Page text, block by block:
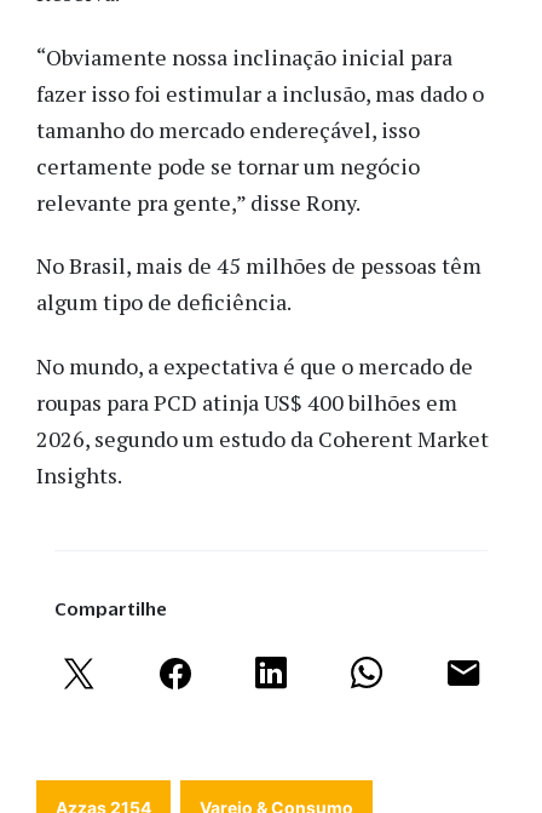
“Obviamente nossa inclinação inicial para
fazer isso foi estimular a inclusão, mas dado o
tamanho do mercado endereçável, isso
certamente pode se tornar um negócio
relevante pra gente,” disse Rony.
No Brasil, mais de 45 milhões de pessoas têm
algum tipo de deficiência.
No mundo, a expectativa é que o mercado de
roupas para PCD atinja US$ 400 bilhões em
2026, segundo um estudo da Coherent Market
Insights.
Compartilhe
Azzas 2154 Varejo & Consumo